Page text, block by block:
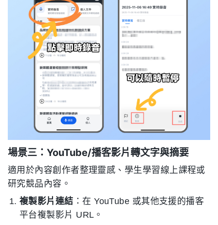
場景三：YouTube/播客影片轉文字與摘要
適用於內容創作者整理靈感、學生學習線上課程或
研究競品內容。
複製影片連結 ：在 YouTube 或其他支援的播客
平台複製影片 URL。